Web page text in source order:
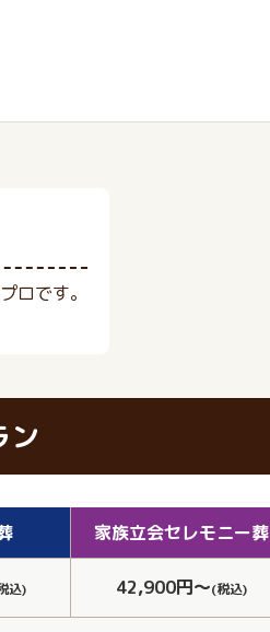
ロです。
ン
家族立会セレモニー葬
込) 42,900円～(税込)